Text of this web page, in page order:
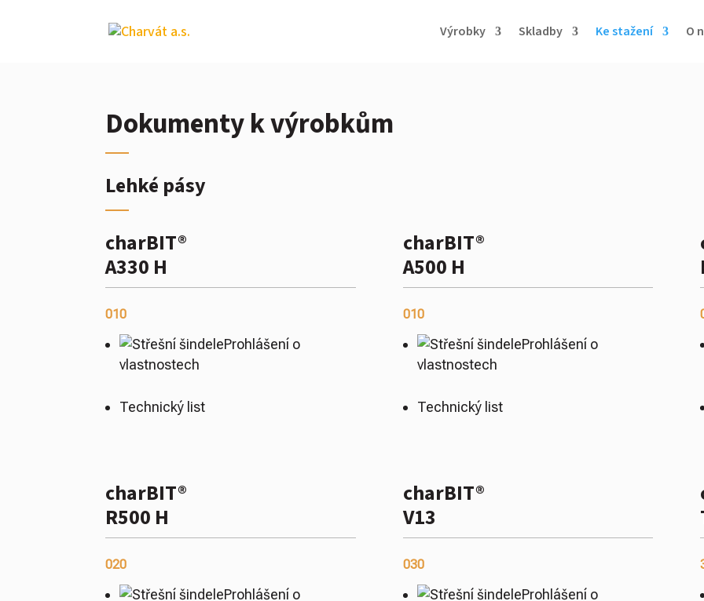
Výrobky Skladby Ke stažení O
Dokumenty k výrobkům
Lehké pásy
charBIT®
A330 H
010
Prohlášení o
vlastnostech
Technický list
charBIT®
A500 H
010
Prohlášení o
vlastnostech
Technický list
charBIT®
R500 H
020
Prohlášení o
charBIT®
V13
030
Prohlášení o